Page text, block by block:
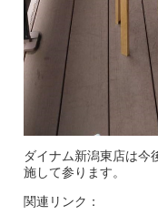
ダイナム新潟東店は今
施して参ります。
関連リンク：